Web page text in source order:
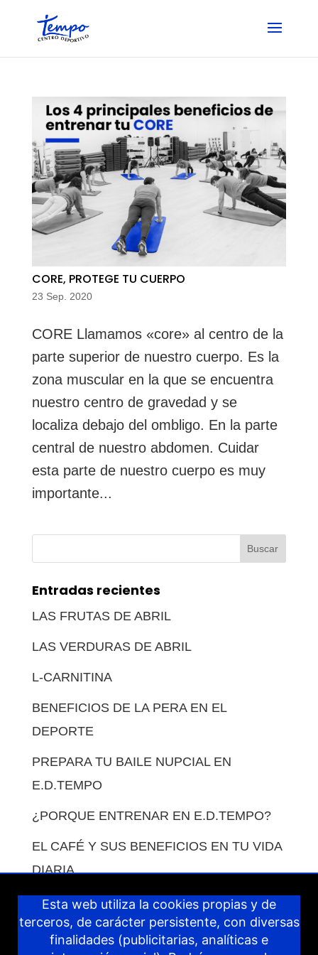
content
CORE, PROTEGE TU CUERPO
23 Sep. 2020
CORE Llamamos «core» al centro de la
parte superior de nuestro cuerpo. Es la
zona muscular en la que se encuentra
nuestro centro de gravedad y se
localiza debajo del ombligo. En la parte
central de nuestro abdomen. Cuidar
esta parte de nuestro cuerpo es muy
importante...
Entradas recientes
LAS FRUTAS DE ABRIL
LAS VERDURAS DE ABRIL
L-CARNITINA
BENEFICIOS DE LA PERA EN EL
DEPORTE
PREPARA TU BAILE NUPCIAL EN
E.D.TEMPO
¿PORQUE ENTRENAR EN E.D.TEMPO?
EL CAFÉ Y SUS BENEFICIOS EN TU VIDA
DIARIA.
COMO COMPENSAR LAS COMIDAS EN
VACACIONES.
Esta web utiliza la cookies propias y de
terceros, de carácter persistente, con diversas
finalidades (publicitarias, analíticas e